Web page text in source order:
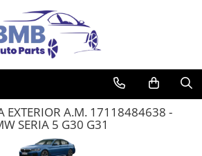
EXTERIOR A.M. 17118484638 -
SERIA 5 G30 G31